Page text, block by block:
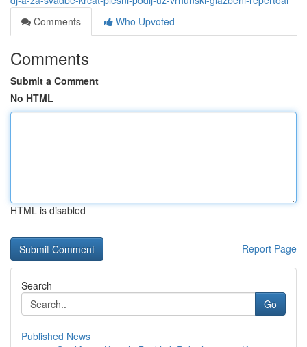
Comments
Who Upvoted
Comments
Submit a Comment
No HTML
HTML is disabled
Report Page
Search
Go
Published News